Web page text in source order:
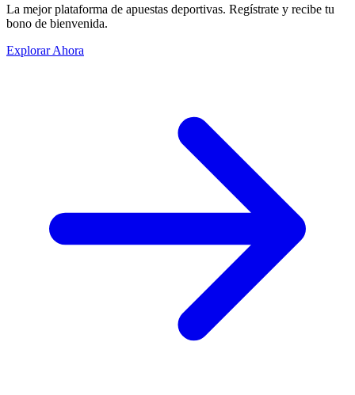
La mejor plataforma de apuestas deportivas. Regístrate y recibe tu
bono de bienvenida.
Explorar Ahora